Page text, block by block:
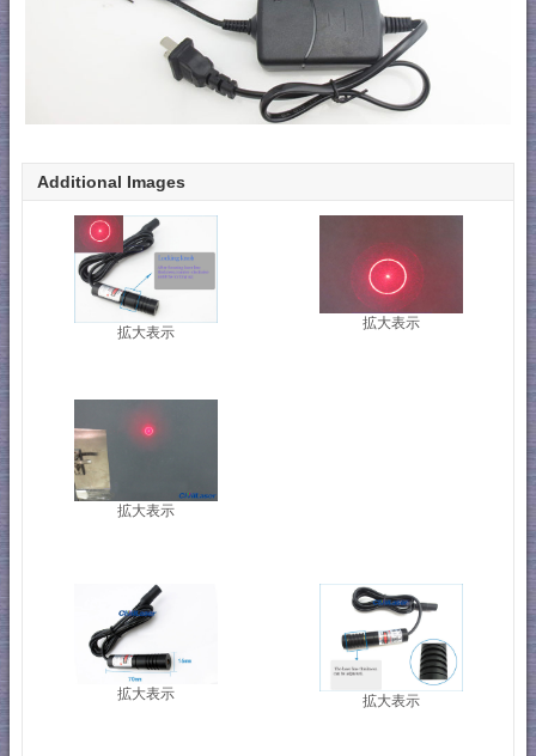
Additional Images
拡大表示
拡大表示
拡大表示
拡大表示 拡大表示